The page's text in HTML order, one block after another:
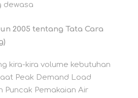
dewasa
2005 tentang Tata Cara
kira-kira volume kebutuhan
Peak Demand Load
Puncak Pemakaian Air